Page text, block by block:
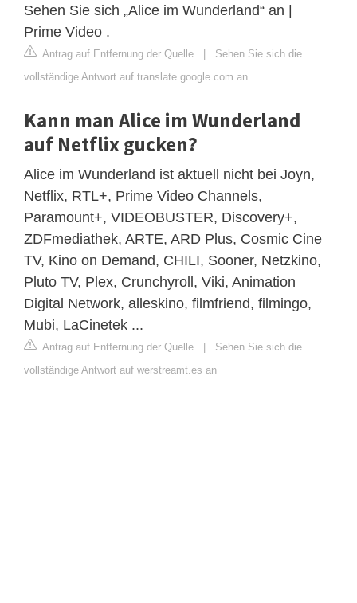
Sehen Sie sich „Alice im Wunderland“ an |
Prime Video .
Antrag auf Entfernung der Quelle | Sehen Sie sich die
vollständige Antwort auf translate.google.com an
Kann man Alice im Wunderland
auf Netflix gucken?
Alice im Wunderland ist aktuell nicht bei Joyn,
Netflix, RTL+, Prime Video Channels,
Paramount+, VIDEOBUSTER, Discovery+,
ZDFmediathek, ARTE, ARD Plus, Cosmic Cine
TV, Kino on Demand, CHILI, Sooner, Netzkino,
Pluto TV, Plex, Crunchyroll, Viki, Animation
Digital Network, alleskino, filmfriend, filmingo,
Mubi, LaCinetek ...
Antrag auf Entfernung der Quelle | Sehen Sie sich die
vollständige Antwort auf werstreamt.es an